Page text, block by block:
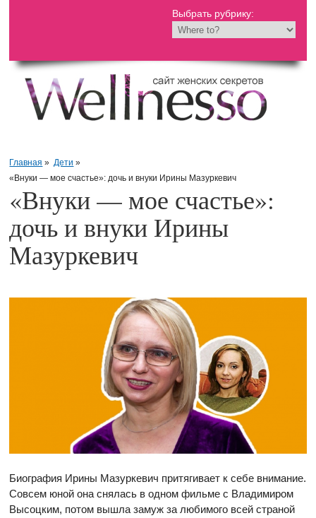
Выбрать рубрику:
Главная » Дети »
«Внуки — мое счастье»: дочь и внуки Ирины Мазуркевич
«Внуки — мое счастье»:
дочь и внуки Ирины
Мазуркевич
Биография Ирины Мазуркевич притягивает к себе внимание.
Совсем юной она снялась в одном фильме с Владимиром
Высоцким, потом вышла замуж за любимого всей страной